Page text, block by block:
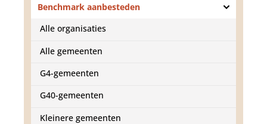
Benchmark aanbesteden
Alle organisaties
Alle gemeenten
G4-gemeenten
G40-gemeenten
Kleinere gemeenten